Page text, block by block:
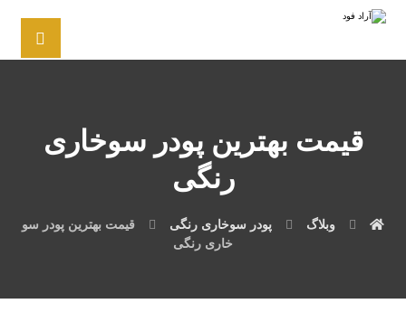
قیمت بهترین پودر سوخاری
رنگی
وبلاگ پودر سوخاری رنگی
قیمت بهترین پودر سو
خاری رنگی